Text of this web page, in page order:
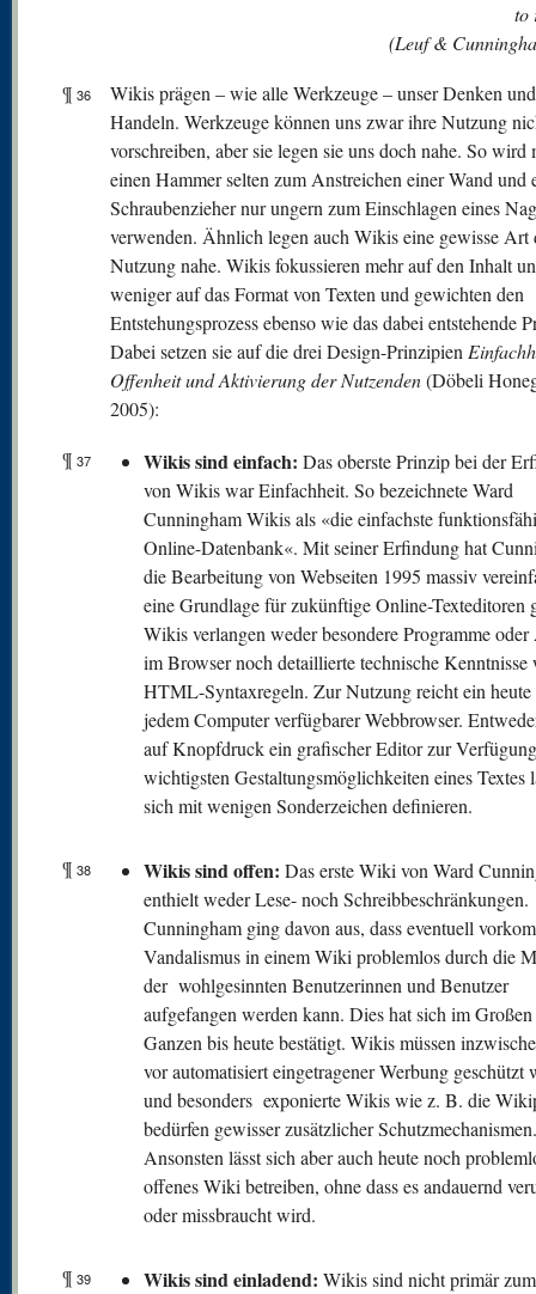
to
(Leuf &
¶ 36
Wikis prägen – wie alle Werkzeuge – unser Denken und
Handeln. Werkzeuge können uns zwar ihre Nutzung
vorschreiben, aber sie legen sie uns doch nahe. So wird
einen Hammer selten zum Anstreichen einer Wand und
Schraubenzieher nur ungern zum Einschlagen eines
verwenden. Ähnlich legen auch Wikis eine gewisse Art
Nutzung nahe. Wikis fokussieren mehr auf den Inhalt
weniger auf das Format von Texten und gewichten den
Entstehungsprozess ebenso wie das dabei entstehende
Dabei setzen sie auf die drei Design-Prinzipien
Offenheit und Aktivierung der Nutzenden(Döbeli
2005):
¶ 37 Wikis sind einfach: Das oberste Prinzip bei der
von Wikis war Einfachheit. So bezeichnete Ward
Cunningham Wikis als «die einfachste
Online-Datenbank«. Mit seiner Erfindung hat
die Bearbeitung von Webseiten 1995 massiv
eine Grundlage für zukünftige Online-Texteditoren
Wikis verlangen weder besondere Programme
im Browser noch detaillierte technische
HTML-Syntaxregeln. Zur Nutzung reicht ein heute
jedem Computer verfügbarer Webbrowser.
auf Knopfdruck ein grafischer Editor zur
wichtigsten Gestaltungsmöglichkeiten eines Textes
sich mit wenigen Sonderzeichen definieren.
¶ 38 Wikis sind offen: Das erste Wiki von Ward
enthielt weder Lese- noch Schreibbeschränkungen.
Cunningham ging davon aus, dass eventuell
Vandalismus in einem Wiki problemlos durch die
der wohlgesinnten Benutzerinnen und Benutzer
aufgefangen werden kann. Dies hat sich im
Ganzen bis heute bestätigt. Wikis müssen
vor automatisiert eingetragener Werbung geschützt
und besonders exponierte Wikis wie z. B. die
bedürfen gewisser zusätzlicher Schutzmechanismen.
Ansonsten lässt sich aber auch heute noch
offenes Wiki betreiben, ohne dass es andauernd
oder missbraucht wird.
¶ 39 Wikis sind einladend: Wikis sind nicht primär